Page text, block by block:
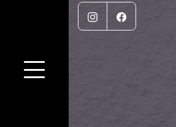
InstagramFacebook